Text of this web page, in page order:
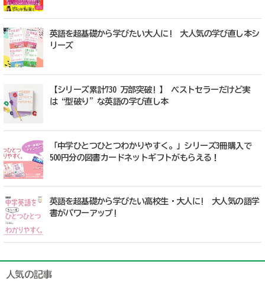
英語を超基礎から学びたい大人に! 大人気の学び直し本シ
リーズ
【シリーズ累計730 万部突破! 】 ベストセラーだけど実
は“型破り”な英語の学び直し本
「中学ひとつひとつわかりやすく。」シリーズ3冊購入で
500円分の図書カードネットギフトがもらえる！
英語を超基礎から学びたい高校生・大人に! 大人気の語学
書がパワーアップ!
人気の記事